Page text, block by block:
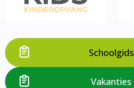
Schoolgids
Vakanties